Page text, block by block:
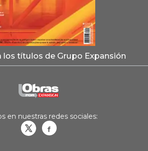
los títulos de Grupo Expansión
en nuestras redes sociales: